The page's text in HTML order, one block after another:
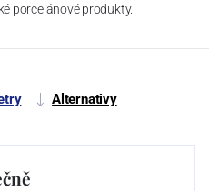
porcelánové produkty.
Alternativy